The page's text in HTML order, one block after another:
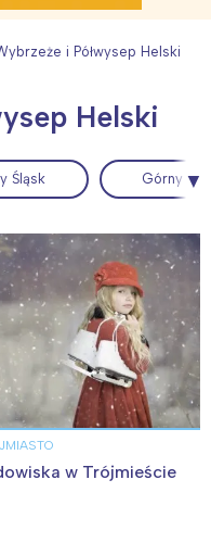
i Półwysep Helski
Helski
Śląsk Górny
w Trójmieście